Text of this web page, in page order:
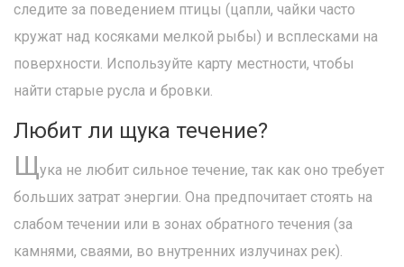
следите за поведением птицы (цапли, чайки часто
кружат над косяками мелкой рыбы) и всплесками на
поверхности. Используйте карту местности, чтобы
найти старые русла и бровки.
Любит ли щука течение?
Щука не любит сильное течение, так как оно требует
больших затрат энергии. Она предпочитает стоять на
слабом течении или в зонах обратного течения (за
камнями, сваями, во внутренних излучинах рек).